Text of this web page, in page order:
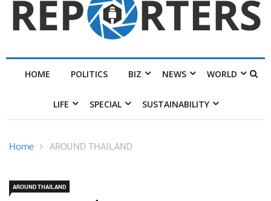
HOME POLITICS BIZ NEWS WORLD
LIFE SPECIAL SUSTAINABILITY
Home AROUND THAILAND
AROUND THAILAND